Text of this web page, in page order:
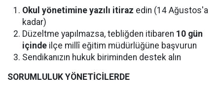
Okul yönetimine yazılı itiraz edin (14 Ağustos'a
kadar)
Düzeltme yapılmazsa, tebliğden itibaren 10 gün
içinde ilçe millî eğitim müdürlüğüne başvurun
Sendikanızın hukuk biriminden destek alın
SORUMLULUK YÖNETİCİLERDE